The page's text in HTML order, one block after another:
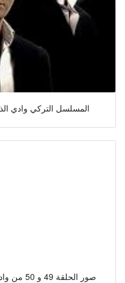
المسلسل التركي وادي
صور الحلقة 49 و 50 من وادى الذئاب الجزء 9 يوتيوب الرئاسة